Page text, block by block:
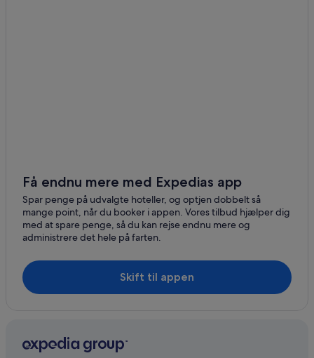
Hoteller i Clermont
B&B Hotels i Fronsac
Honotel-Hoteller i Fronsac
Vingårdshoteller i Oradour-sur-Glane
Hoteller i Puch-d'Agenais
Hoteller i Saint-Laurent-de-la-Barrière
Få endnu mere med Expedias app
Spar penge på udvalgte hoteller, og optjen dobbelt så
mange point, når du booker i appen. Vores tilbud hjælper dig
med at spare penge, så du kan rejse endnu mere og
administrere det hele på farten.
Skift til appen